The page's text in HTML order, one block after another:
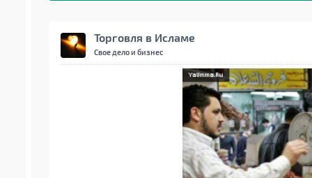
Торговля в Исламе
Свое дело и бизнес